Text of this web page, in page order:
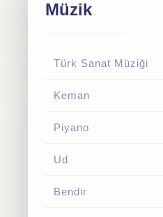
Müzik
Türk Sanat Müziği
Keman
Piyano
Ud
Bendir